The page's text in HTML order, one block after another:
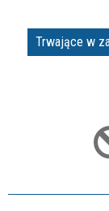
Szukana fraza
Trwające w